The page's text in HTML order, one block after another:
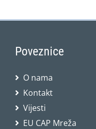
Poveznice
O nama
Kontakt
Vijesti
EU CAP Mreža